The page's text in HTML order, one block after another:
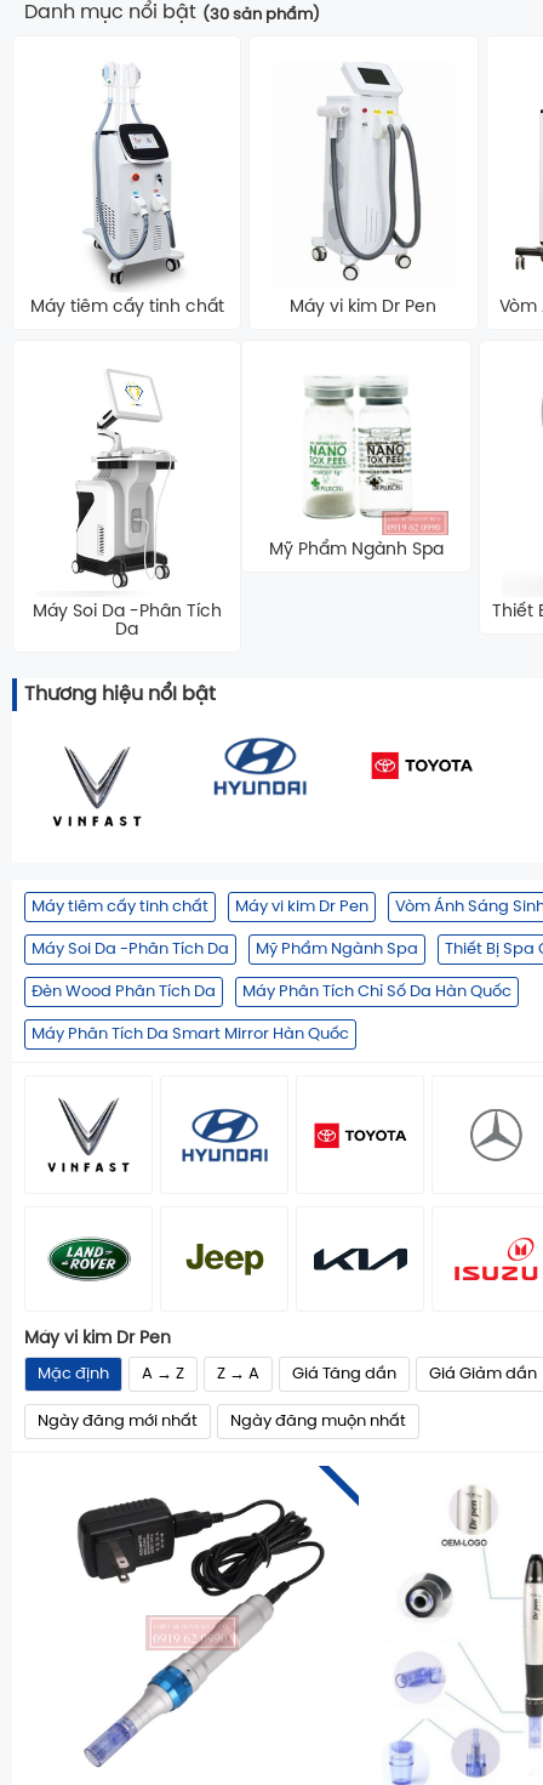
Danh mục nổi bật (30 sản phẩm)
Máy tiêm cấy tinh chất Máy vi kim Dr Pen Vòm
Máy Soi Da -Phân Tích
Da
Mỹ Phẩm Ngành Spa
Thiết
Thương hiệu nổI bật
Máy tiêm cấy tinh chất Máy vi kim Dr Pen Vòm Ánh Sáng
Máy Soi Da -Phân Tích Da Mỹ Phẩm Ngành Spa Thiết Bị
Đèn Wood Phân Tích Da Máy Phân Tích Chỉ Số Da Hàn Quốc
Máy Phân Tích Da Smart Mirror Hàn Quốc
Máy vi kim Dr Pen
Mặc định A → Z Z → A Giá Tăng dần Giá Giảm dần
Ngày đăng mới nhất Ngày đăng muộn nhất